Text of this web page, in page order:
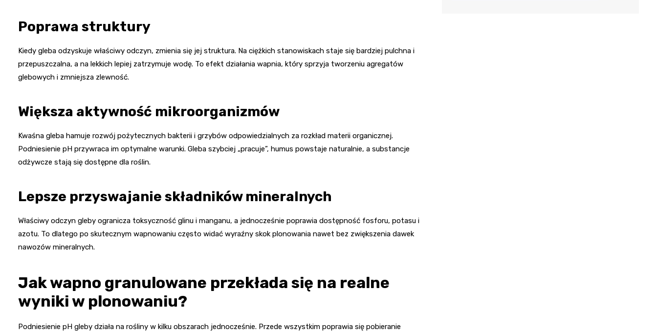
Poprawa struktury
Kiedy gleba odzyskuje właściwy odczyn, zmienia się jej struktura. Na ciężkich stanowiskach staje się bardziej pulchna i
przepuszczalna, a na lekkich lepiej zatrzymuje wodę. To efekt działania wapnia, który sprzyja tworzeniu agregatów
glebowych i zmniejsza zlewność.
Większa aktywność mikroorganizmów
Kwaśna gleba hamuje rozwój pożytecznych bakterii i grzybów odpowiedzialnych za rozkład materii organicznej.
Podniesienie pH przywraca im optymalne warunki. Gleba szybciej „pracuje”, humus powstaje naturalnie, a substancje
odżywcze stają się dostępne dla roślin.
Lepsze przyswajanie składników mineralnych
Właściwy odczyn gleby ogranicza toksyczność glinu i manganu, a jednocześnie poprawia dostępność fosforu, potasu i
azotu. To dlatego po skutecznym wapnowaniu często widać wyraźny skok plonowania nawet bez zwiększenia dawek
nawozów mineralnych.
Jak wapno granulowane przekłada się na realne
wyniki w plonowaniu?
Podniesienie pH gleby działa na rośliny w kilku obszarach jednocześnie. Przede wszystkim poprawia się pobieranie